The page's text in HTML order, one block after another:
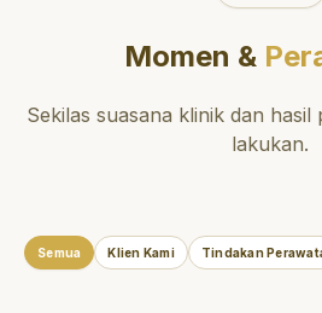
dan berkualitas!"
Momen &
Sekilas suasana klinik dan
lakukan.
Semua Klien Kami Tindakan